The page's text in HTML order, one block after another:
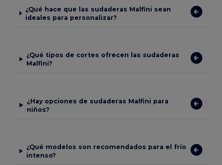
¿Qué hace que las sudaderas Malfini sean
ideales para personalizar?
¿Qué tipos de cortes ofrecen las sudaderas
Malfini?
¿Hay opciones de sudaderas Malfini para
niños?
¿Qué modelos son recomendados para el frío
intenso?